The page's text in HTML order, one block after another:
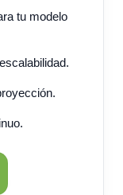
tu modelo